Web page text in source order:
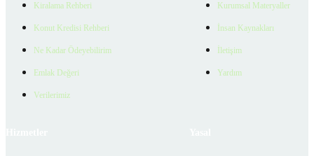
Kiralama Rehberi
Konut Kredisi Rehberi
Ne Kadar Ödeyebilirim
Emlak Değeri
Verilerimiz
Kurumsal Materyaller
İnsan Kaynakları
İletişim
Yardım